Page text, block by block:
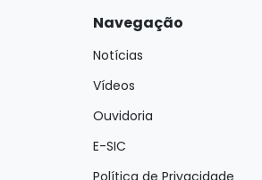
Navegação
Notícias
Vídeos
Ouvidoria
E-SIC
Política de Privacidade